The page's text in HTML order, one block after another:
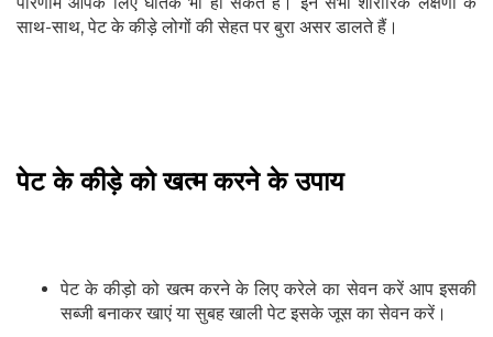
साथ-साथ, पेट के कीड़े लोगों की सेहत पर बुरा असर डालते हैं।
पेट के कीड़े को खत्म करने के उपाय
पेट के कीड़ो को खत्म करने के लिए करेले का सेवन करें आप इसकी
सब्जी बनाकर खाएं या सुबह खाली पेट इसके जूस का सेवन करें।